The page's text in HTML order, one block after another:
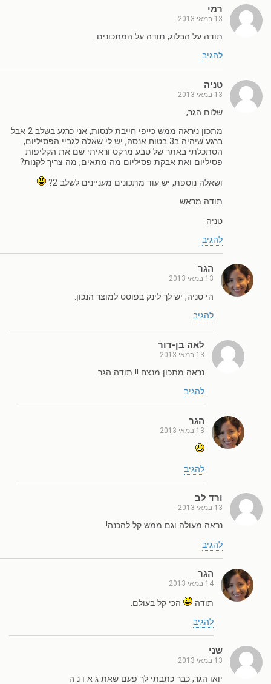
רמי
13 במאי 2013
תודה על הבלוג, תודה על המתכונים.
להגיב
טניה
13 במאי 2013
שלום הגר,
מתכון ניראה ממש כייפי חייבת לנסות, אני כרגע בשלב 2 אבל
ברגע שיהיה ב3 בטוח אנסה, יש לי שאלה לגביי הפסיליום,
הסתכלתי באתר של טבע מרקט וראיתי שם את הקליפות
פסיליום ואת אבקת פסיליום מה מתאים, מה צריך לקנות?
ושאלה נוספת, יש עוד מתכונים מעניינים לשלב 2?
תודה מראש
טניה
להגיב
הגר
13 במאי 2013
הי טניה, יש לך לינק בפוסט למוצר הנכון.
להגיב
לאה בן-דור
13 במאי 2013
נראה מתכון מנצח !! תודה הגר.
להגיב
הגר
13 במאי 2013
להגיב
ורד לב
13 במאי 2013
נראה מעולה וגם ממש קל להכנה!
להגיב
הגר
14 במאי 2013
תודה
הכי קל בעולם.
להגיב
שני
13 במאי 2013
יואו הגר, כבר כתבתי לך פעם שאת ג א ו נ ה